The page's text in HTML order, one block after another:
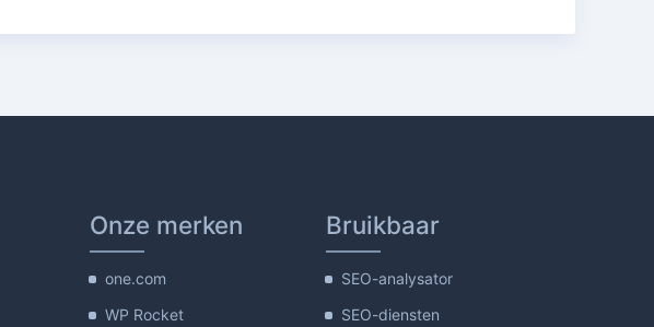
Onze merken
one.com
WP Rocket
Bruikbaar
SEO-analysator
SEO-diensten